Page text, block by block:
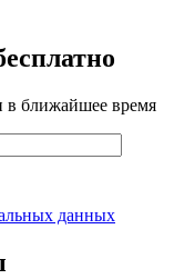
в ближайшее время
данных